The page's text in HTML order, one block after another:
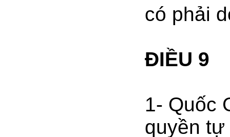
có phải
ĐIỀU 9
1- Quốc
quyền